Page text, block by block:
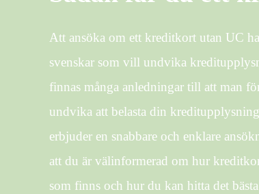
Att ansöka om ett kreditkort utan UC
svenskar som vill undvika
finnas många anledningar till att man
undvika att belasta din
erbjuder en snabbare och enklare
att du är välinformerad om hur
som finns och hur du kan hitta det